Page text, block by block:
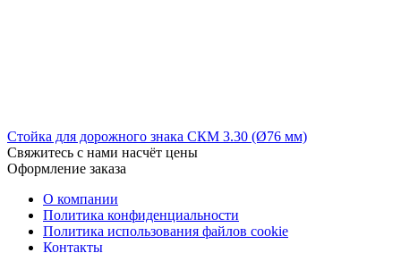
Стойка для дорожного знака СКМ 3.30 (Ø76 мм)
Свяжитесь с нами насчёт цены
Оформление заказа
О компании
Политика конфиденциальности
Политика использования файлов cookie
Контакты